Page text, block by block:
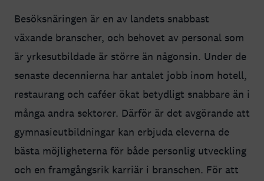
Besöksnäringen är en av landets snabbast
växande branscher, och behovet av personal som
är yrkesutbildade är större än någonsin. Under de
senaste decennierna har antalet jobb inom hotell,
restaurang och caféer ökat betydligt snabbare än i
många andra sektorer. Därför är det avgörande att
gymnasieutbildningar kan erbjuda eleverna de
bästa möjligheterna för både personlig utveckling
och en framgångsrik karriär i branschen. För att